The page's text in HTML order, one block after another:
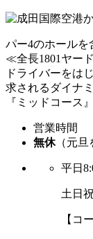
パー4のホールを
≪全長1801ヤー
ドライバーをは
求されるダイナ
『ミッドコース』
営業時間
無休（元旦
平日
土日
【コ